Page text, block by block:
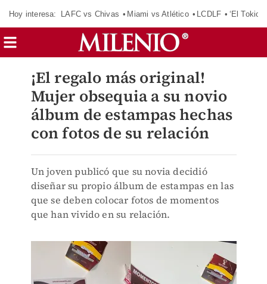
Hoy interesa: LAFC vs Chivas Miami vs Atlético LCDLF ‘El Tokio’
¡El regalo más original!
Mujer obsequia a su novio
álbum de estampas hechas
con fotos de su relación
Un joven publicó que su novia decidió
diseñar su propio álbum de estampas en las
que se deben colocar fotos de momentos
que han vivido en su relación.